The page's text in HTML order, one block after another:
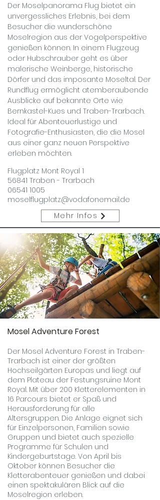
Der Moselpanorama Flug bietet ein
unvergessliches Erlebnis, bei dem
Besucher die wunderschöne
Moselregion aus der Vogelperspektive
genießen können. In einem Flugzeug
oder Hubschrauber geht es über
malerische Weinberge, historische
Dörfer und das imposante Moseltal. Der
Rundflug ermöglicht atemberaubende
Ausblicke auf bekannte Orte wie
Bernkastel-Kues und Traben-Trarbach.
Ideal für Abenteuerlustige und
Fotografie-Enthusiasten, die die Mosel
aus einer ganz neuen Perspektive
erleben möchten.
Flugplatz Mont Royal 1
56841 Traben - Trarbach
06541 1005
moselflugplatz@vodafonemail.de
Mehr Infos
Mosel Adventure Forest
Der Mosel Adventure Forest in Traben-
Trarbach ist einer der größten
Hochseilgärten Europas und liegt auf
dem Plateau der Festungsruine Mont
Royal. Mit über 200 Kletterelementen in
16 Parcours bietet er Spaß und
Herausforderung für alle
Altersgruppen. Die Anlage eignet sich
für Einzelpersonen, Familien sowie
Gruppen und bietet auch spezielle
Programme für Schulen und
Kindergeburtstage. Von April bis
Oktober können Besucher die
Kletterabenteuer genießen und dabei
einen spektakulären Blick auf die
Moselregion erleben.